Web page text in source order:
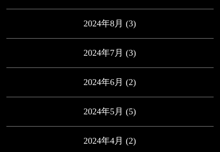
2024年8月 (3)
2024年7月 (3)
2024年6月 (2)
2024年5月 (5)
2024年4月 (2)